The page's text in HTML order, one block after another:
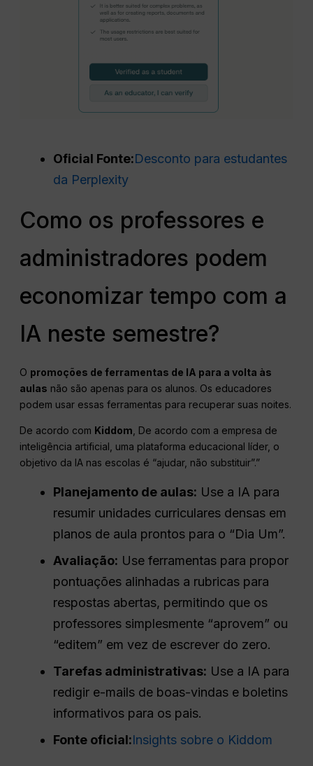
Oficial Fonte:Desconto para estudantes
da Perplexity
Como os professores e
administradores podem
economizar tempo com a
IA neste semestre?
O promoções de ferramentas de IA para a volta às
aulas não são apenas para os alunos. Os educadores
podem usar essas ferramentas para recuperar suas noites.
De acordo com Kiddom , De acordo com a empresa de
inteligência artificial, uma plataforma educacional líder, o
objetivo da IA nas escolas é “ajudar, não substituir”.”
Planejamento de aulas: Use a IA para
resumir unidades curriculares densas em
planos de aula prontos para o “Dia Um”.
Avaliação: Use ferramentas para propor
pontuações alinhadas a rubricas para
respostas abertas, permitindo que os
professores simplesmente “aprovem” ou
“editem” em vez de escrever do zero.
Tarefas administrativas: Use a IA para
redigir e-mails de boas-vindas e boletins
informativos para os pais.
Fonte oficial:Insights sobre o Kiddom